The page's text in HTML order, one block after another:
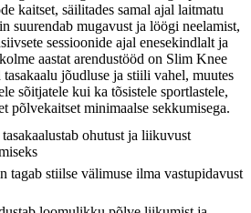
kaitset, säilitades samal ajal laitmatu
suurendab mugavust ja löögi neelamist,
sessioonide ajal enesekindlalt ja
aastat arendustööd on Slim Knee
jõudluse ja stiili vahel, muutes
sõitjatele kui ka tõsistele sportlastele,
põlvekaitset minimaalse sekkumisega.
ohutust ja liikuvust
tagab stiilse välimuse ilma vastupidavust